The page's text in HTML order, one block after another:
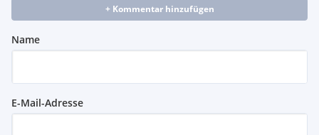
+ Kommentar hinzufügen
Name
E-Mail-Adresse